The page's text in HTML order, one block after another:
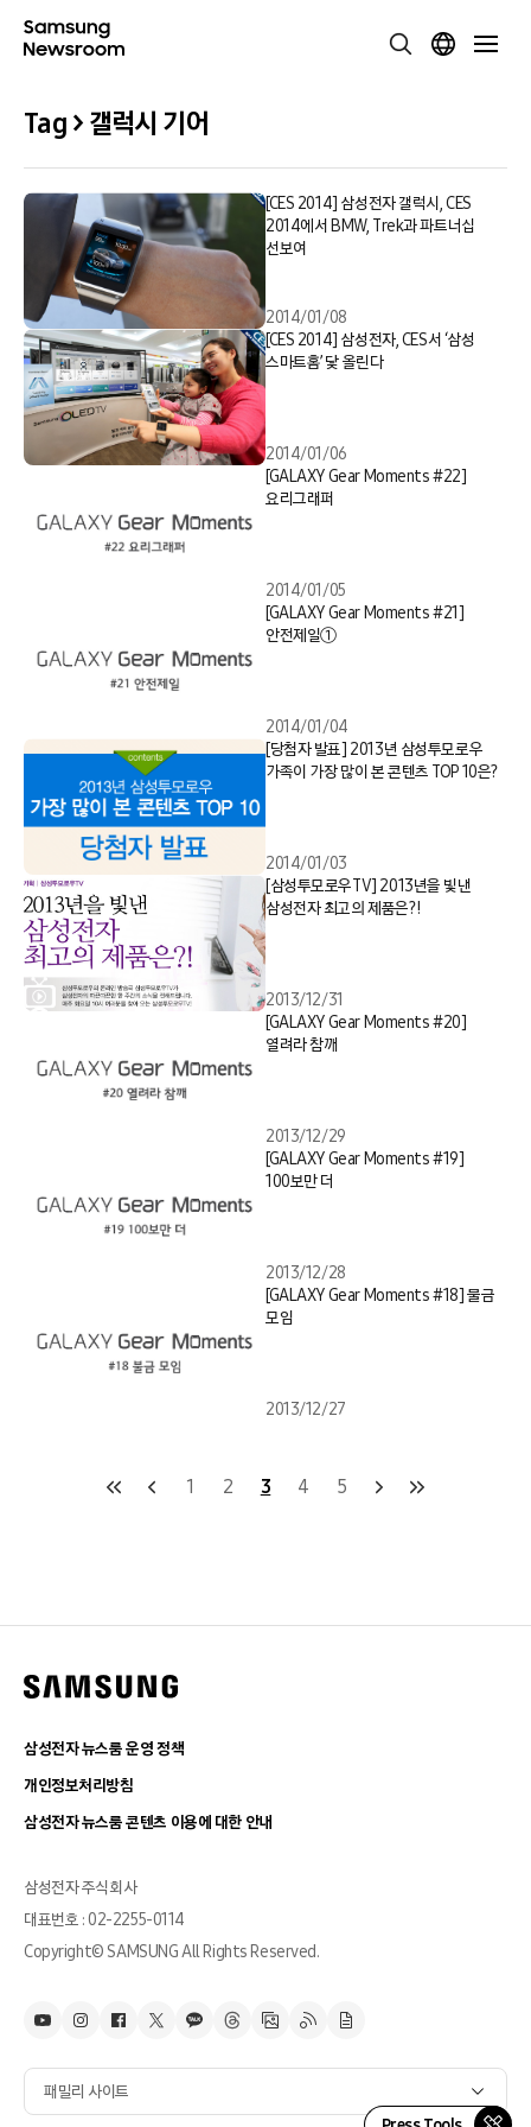
Tag > 갤럭시 기어
[CES 2014] 삼성전자 갤럭시, CES
2014에서 BMW, Trek과 파트너십
선보여
2014/01/08
[CES 2014] 삼성전자, CES서 ‘삼성
스마트홈’ 닻 올린다
2014/01/06
[GALAXY Gear Moments #22]
요리그래퍼
2014/01/05
[GALAXY Gear Moments #21]
안전제일①
2014/01/04
[당첨자 발표] 2013년 삼성투모로우
가족이 가장 많이 본 콘텐츠 TOP 10은?
2014/01/03
[삼성투모로우TV] 2013년을 빛낸
삼성전자 최고의 제품은?!
2013/12/31
[GALAXY Gear Moments #20]
열려라 참깨
2013/12/29
[GALAXY Gear Moments #19]
100보만 더
2013/12/28
[GALAXY Gear Moments #18] 불금
모임
2013/12/27
1 2 3 4 5
삼성전자 뉴스룸 운영 정책
개인정보처리방침
삼성전자 뉴스룸 콘텐츠 이용에 대한 안내
삼성전자 주식회사
대표번호 : 02-2255-0114
Copyright© SAMSUNG All Rights Reserved.
패밀리 사이트